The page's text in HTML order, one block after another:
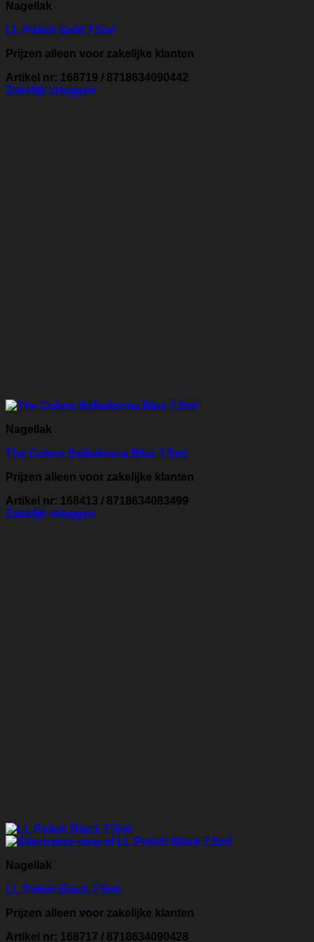
Nagellak
LL Polish Gold 7.5ml
Prijzen alleen voor zakelijke klanten
Artikel nr: 168719 / 8718634090442
Zakelijk inloggen
Nagellak
The Colors Belladonna Blue 7.5ml
Prijzen alleen voor zakelijke klanten
Artikel nr: 168413 / 8718634083499
Zakelijk inloggen
Nagellak
LL Polish Black 7.5ml
Prijzen alleen voor zakelijke klanten
Artikel nr: 168717 / 8718634090428